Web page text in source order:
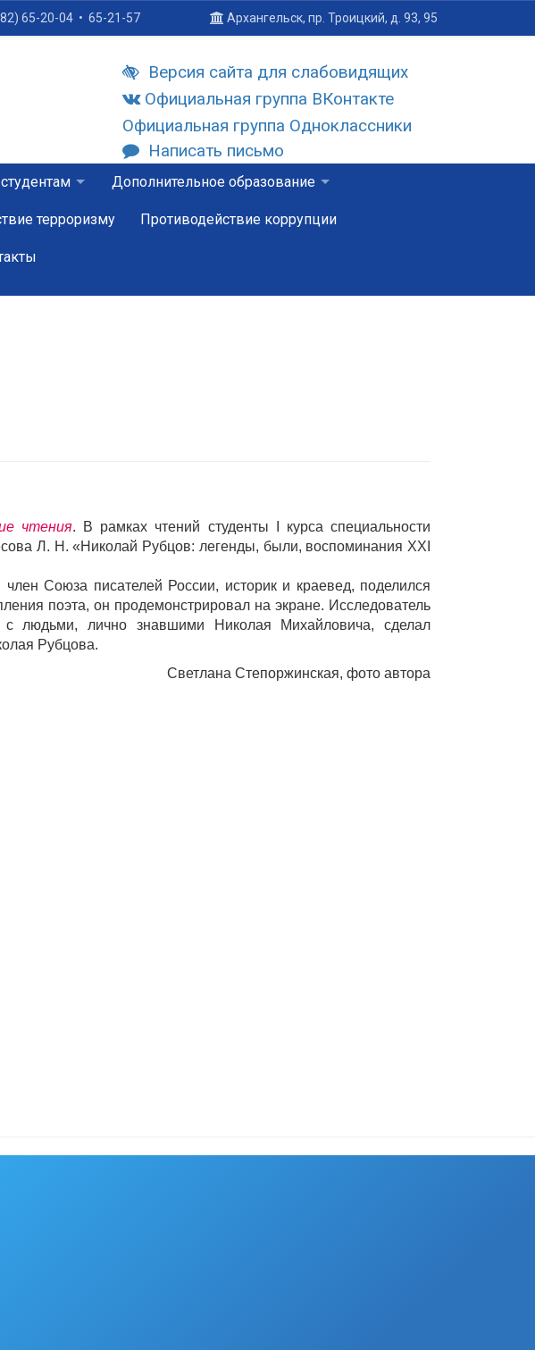
65-20-04 • 65-21-57 Архангельск, пр. Троицкий, д. 93, 95
Версия сайта для слабовидящих
Официальная группа ВКонтакте
Официальная группа Одноклассники
Написать письмо
Дополнительное образование
терроризму Противодействие коррупции
чтения. В рамках чтений студенты I курса специальности
Л. Н. «Николай Рубцов: легенды, были, воспоминания XXI
Союза писателей России, историк и краевед, поделился
поэта, он продемонстрировал на экране. Исследователь
людьми, лично знавшими Николая Михайловича, сделал
Рубцова.
Светлана Степоржинская, фото автора